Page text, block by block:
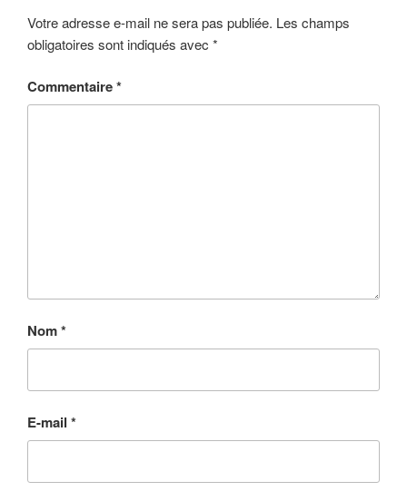
Votre adresse e-mail ne sera pas publiée. Les champs
obligatoires sont indiqués avec *
Commentaire*
Nom*
E-mail *